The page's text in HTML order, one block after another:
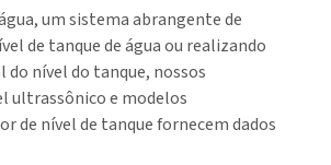
um sistema abrangente de
de tanque de água ou realizando
nível do tanque, nossos
ultrassônico e modelos
de nível de tanque fornecem dados